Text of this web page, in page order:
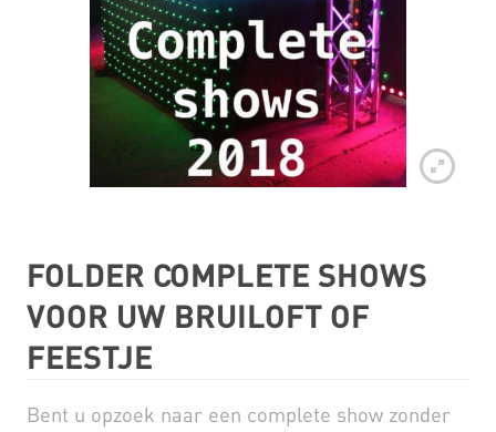
FOLDER COMPLETE SHOWS
VOOR UW BRUILOFT OF
FEESTJE
Bent u opzoek naar een complete show zonder